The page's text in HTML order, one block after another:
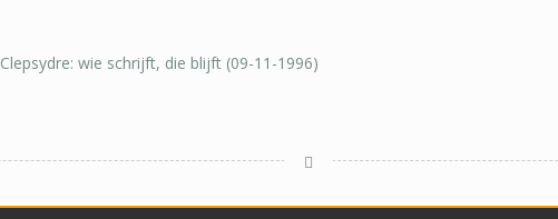
Clepsydre: wie schrijft, die blijft (09-11-1996)